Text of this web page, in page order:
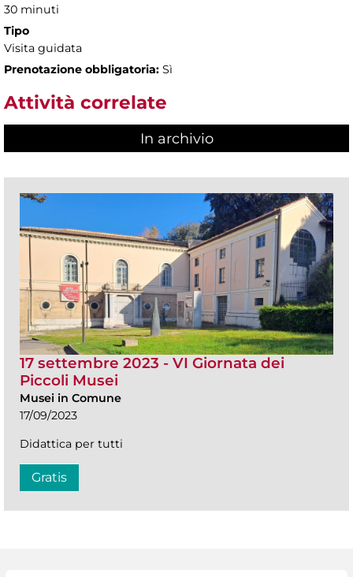
30 minuti
Tipo
Visita guidata
Prenotazione obbligatoria: Sì
Attività correlate
In archivio
17 settembre 2023 - VI Giornata dei
Piccoli Musei
Musei in Comune
17/09/2023
Didattica per tutti
Gratis